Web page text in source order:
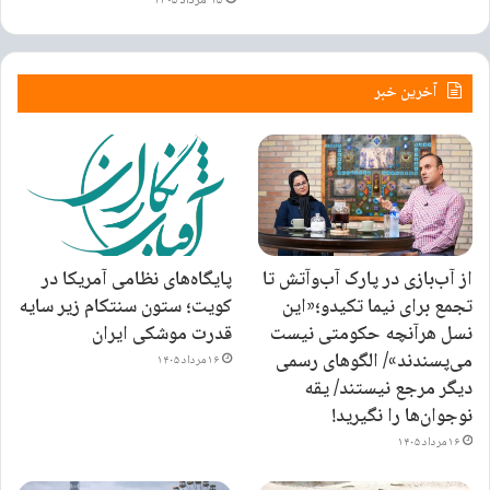
آخرین خبر
از آب‌بازی در پارک آب‌وآتش تا
تجمع برای نیما تکیدو؛«این
نسل هرآنچه حکومتی نیست
می‌پسندند»/ الگوهای رسمی
دیگر مرجع نیستند/ یقه
نوجوان‌ها را نگیرید!
۱۶ مرداد ۱۴۰۵
پایگاه‌های نظامی آمریکا در
کویت؛ ستون سنتکام زیر سایه
قدرت موشکی ایران
۱۶ مرداد ۱۴۰۵